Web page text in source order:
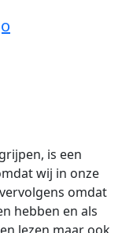
is een
wij in onze
omdat
hebben en als